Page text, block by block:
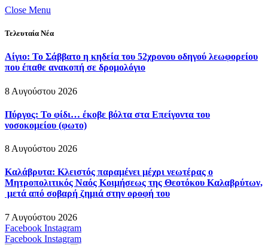
Close Menu
Τελευταία Νέα
Αίγιο: Το Σάββατο η κηδεία του 52χρονου οδηγού λεωφορείου
που έπαθε ανακοπή σε δρομολόγιο
8 Αυγούστου 2026
Πύργος: Το φίδι… έκοβε βόλτα στα Επείγοντα του
νοσοκομείου (φωτο)
8 Αυγούστου 2026
Καλάβρυτα: Κλειστός παραμένει μέχρι νεωτέρας ο
Μητροπολιτικός Ναός Κοιμήσεως της Θεοτόκου Καλαβρύτων,
μετά από σοβαρή ζημιά στην οροφή του
7 Αυγούστου 2026
Facebook Instagram
Facebook Instagram